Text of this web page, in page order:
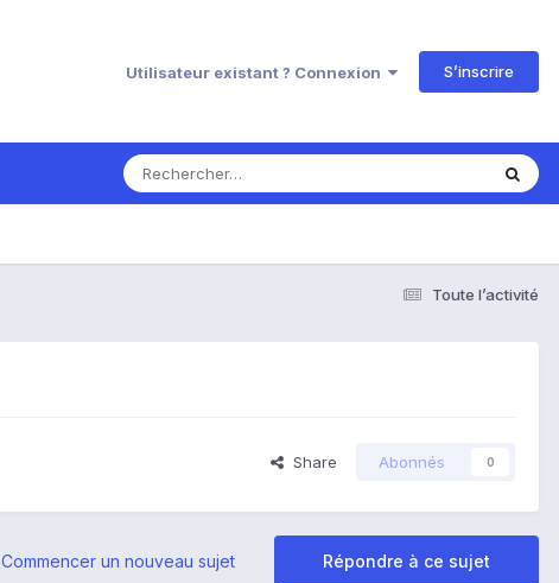
Utilisateur existant ? Connexion S’inscrire
Toute l’activité
Share Abonnés 0
Répondre à ce sujet
Commencer un nouveau sujet